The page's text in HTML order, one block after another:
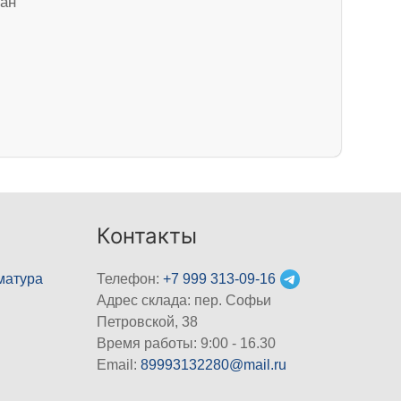
Контакты
Телефон:+7 999 313-09-16
Адрес склада: пер. Софьи
Петровской, 38
Время работы: 9:00 - 16.30
Email:89993132280@mail.ru